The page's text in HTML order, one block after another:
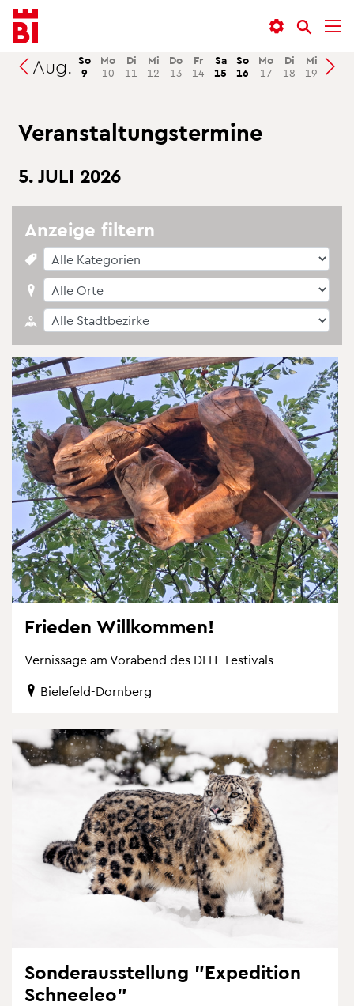
In­
halt
an­
sprin­
Menü
an­
sprin­
gen
Suche
an­
sprin­
gen
Suchen
Aug. So
9
Mo
10
Di
11
Mi
12
Do
13
Fr
14
Sa
15
So
16
Mo
17
Di
18
Mi
19
Do
20
Ver­an­stal­tungs­ter­mi­ne
5. JULI 2026
An­zei­ge fil­tern
Frie­den Will­kom­men!
Ver­nis­sa­ge am Vor­abend des DFH- Fes­ti­vals
Bie­le­feld-Dorn­berg
Son­der­aus­stel­lung "Ex­pe­di­ti­on
Schnee­leo"